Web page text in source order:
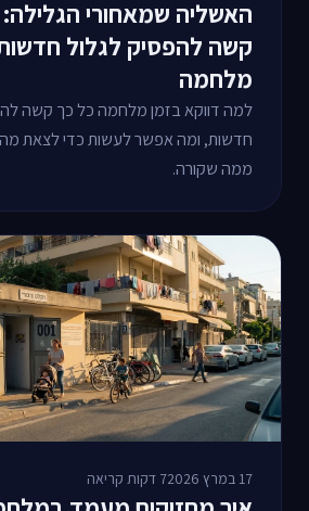
האשליה שמאחורי
קשה להפסיק לגלול
מלחמה
למה דווקא בזמן מלחמה כל כך קשה
חדשות, ומה אפשר לעשות כדי לצאת
ממה שקורה.
17 במרץ 2026 7 דקות קריאה